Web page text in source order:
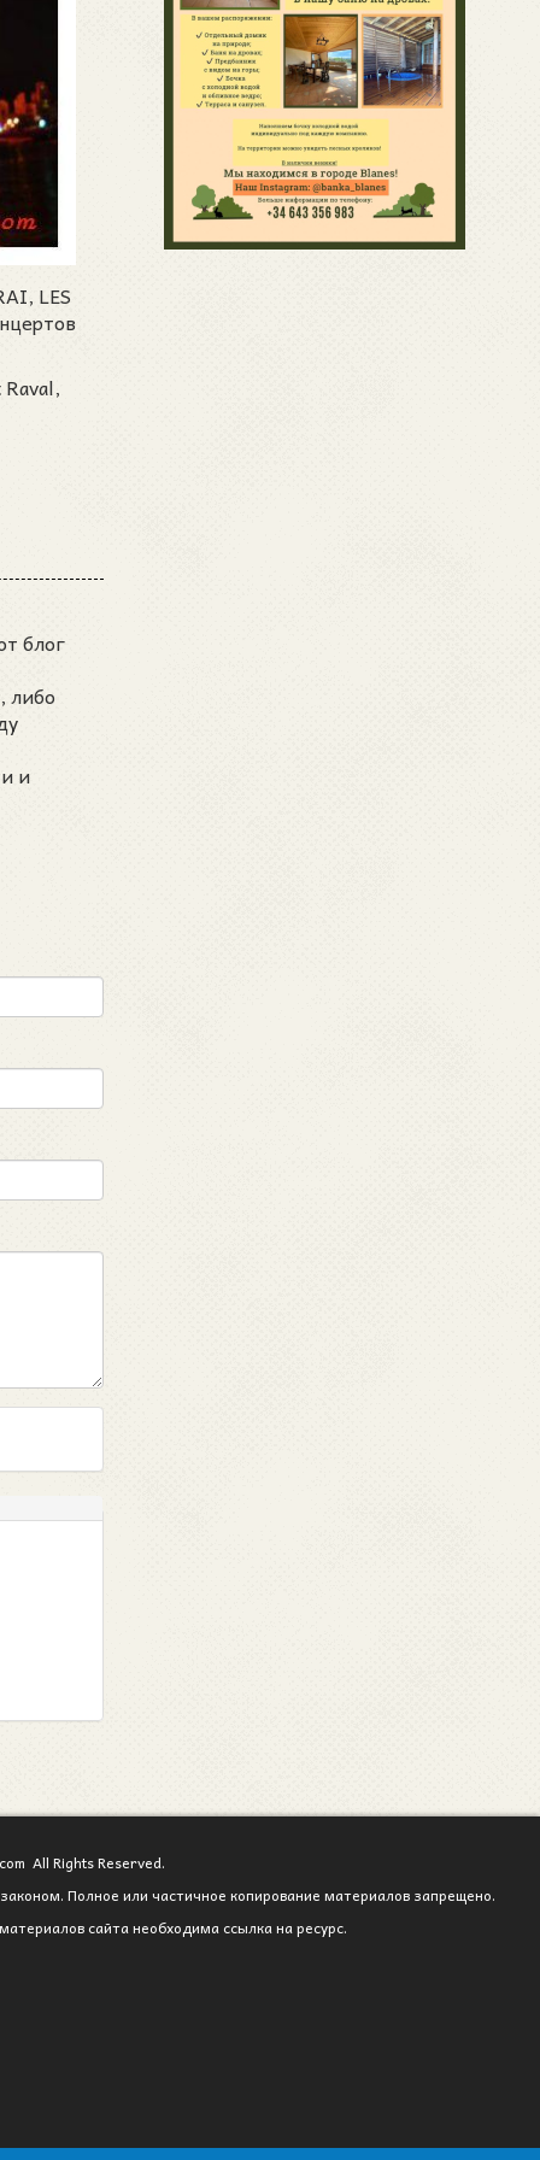
LES
блог
либо
и
All Rights Reserved.
Полное или частичное копирование материалов запрещено.
сайта необходима ссылка на ресурс.